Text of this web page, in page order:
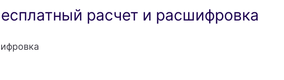
расчет и расшифровка